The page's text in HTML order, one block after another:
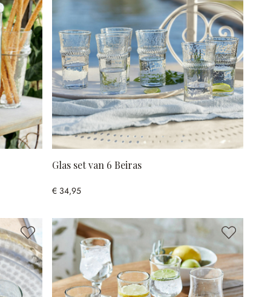
Glas set van 6 Beiras
€ 34,95